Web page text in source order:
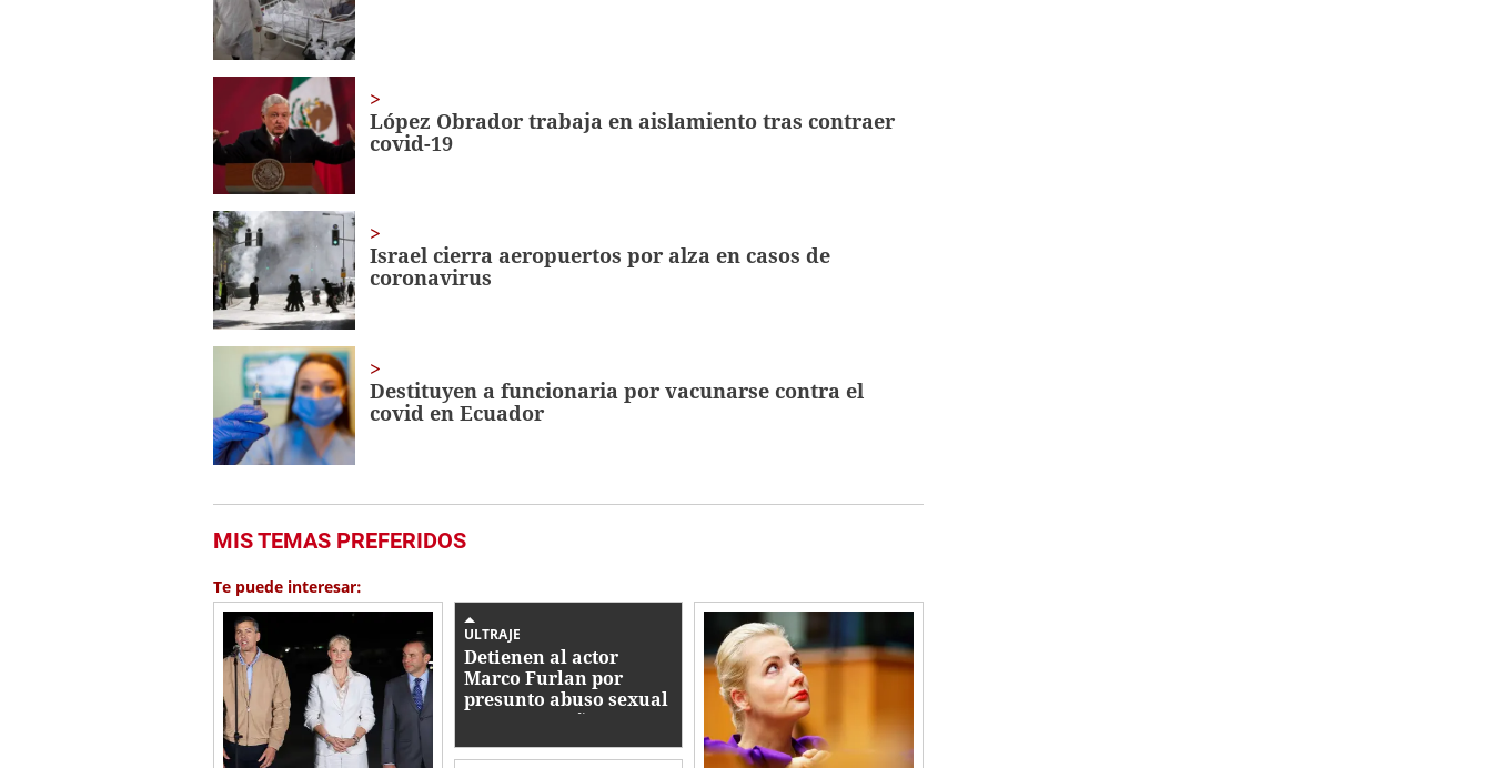
López Obrador trabaja en aislamiento tras contraer
covid-19
Israel cierra aeropuertos por alza en casos de
coronavirus
Destituyen a funcionaria por vacunarse contra el
covid en Ecuador
MIS TEMAS PREFERIDOS
Te puede interesar:
ULTRAJE
Detienen al actor
Marco Furlan por
presunto abuso sexual
contra un niño autista
de 5 años